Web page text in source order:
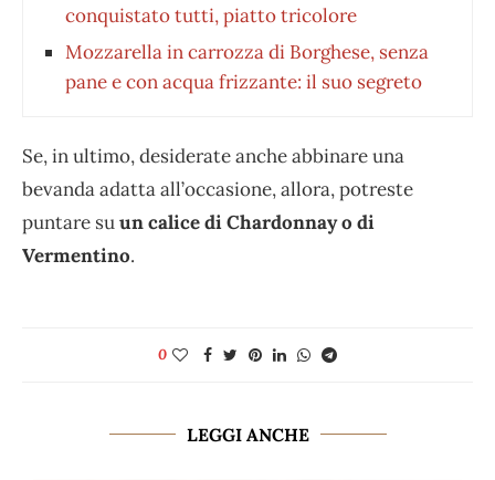
conquistato tutti, piatto tricolore
Mozzarella in carrozza di Borghese, senza
pane e con acqua frizzante: il suo segreto
Se, in ultimo, desiderate anche abbinare una
bevanda adatta all’occasione, allora, potreste
puntare suun calice di Chardonnay o di
Vermentino.
0
LEGGI ANCHE